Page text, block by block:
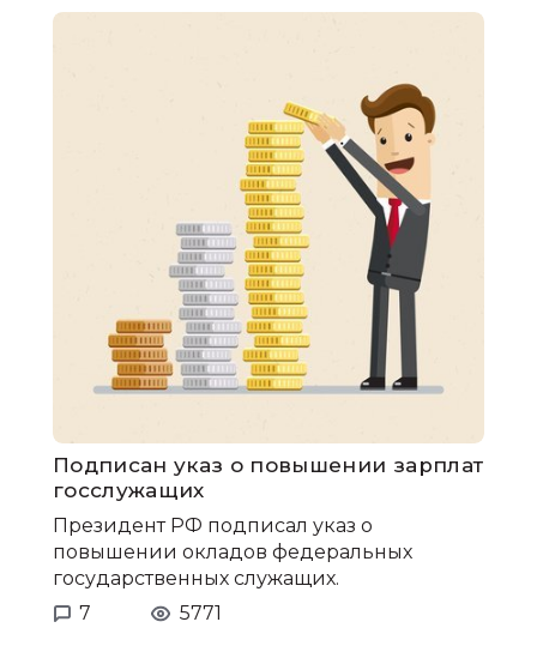
Подписан указ о повышении зарплат
госслужащих
Президент РФ подписал указ о
повышении окладов федеральных
государственных служащих.
7
5771